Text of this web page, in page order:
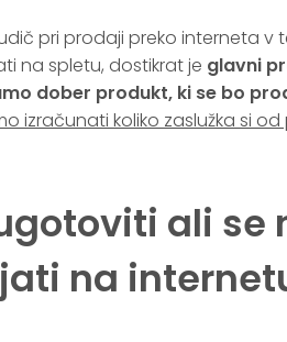
pri prodaji preko interneta v
na spletu, dostikrat je glavni
dober produkt, ki se bo
izračunati koliko zaslužka si
ali se
na